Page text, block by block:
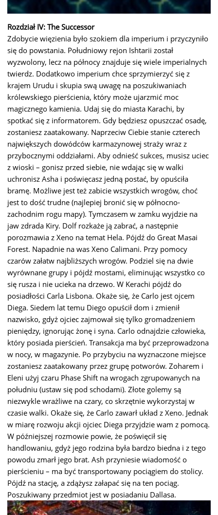
Rozdział IV: The Successor
Zdobycie więzienia było szokiem dla imperium i przyczyniło
się do powstania. Południowy rejon Ishtarii został
wyzwolony, lecz na północy znajduje się wiele imperialnych
twierdz. Dodatkowo imperium chce sprzymierzyć się z
krajem Urudu i skupia swą uwagę na poszukiwaniach
królewskiego pierścienia, który może ujarzmić moc
magicznego kamienia. Udaj się do miasta Karachi, by
spotkać się z informatorem. Gdy będziesz opuszczać osadę,
zostaniesz zaatakowany. Naprzeciw Ciebie stanie czterech
największych dowódców karmazynowej straży wraz z
przybocznymi oddziałami. Aby odnieść sukces, musisz uciec
z wioski – gonisz przed siebie, nie wdając się w walki
uchronisz Asha i poświęcasz jedną postać, by opuściła
bramę. Możliwe jest też zabicie wszystkich wrogów, choć
jest to dość trudne (najlepiej bronić się w północno-
zachodnim rogu mapy). Tymczasem w zamku wyjdzie na
jaw zdrada Kiry. Dolf rozkaże ją zabrać, a następnie
porozmawia z Xeno na temat Hela. Pójdź do Great Masai
Forest. Napadnie na was Xeno Calimani. Przy pomocy
czarów załatw najbliższych wrogów. Podziel się na dwie
wyrównane grupy i pójdź mostami, eliminując wszystko co
się rusza i nie ucieka na drzewo. W Kerachi pójdź do
posiadłości Carla Lisbona. Okaże się, że Carlo jest ojcem
Diega. Siedem lat temu Diego opuścił dom i zmienił
nazwisko, gdyż ojciec zajmował się tylko gromadzeniem
pieniędzy, ignorując żonę i syna. Carlo odnajdzie człowieka,
który posiada pierścień. Transakcja ma być przeprowadzona
w nocy, w magazynie. Po przybyciu na wyznaczone miejsce
zostaniesz zaatakowany przez grupę potworów. Zoharem i
Eleni użyj czaru Phase Shift na wrogach zgrupowanych na
południu (ustaw się pod schodami). Złote golemy są
niezwykle wrażliwe na czary, co skrzętnie wykorzystaj w
czasie walki. Okaże się, że Carlo zawarł układ z Xeno. Jednak
w miarę rozwoju akcji ojciec Diega przyjdzie wam z pomocą.
W późniejszej rozmowie powie, że poświęcił się
handlowaniu, gdyż jego rodzina była bardzo biedna i z tego
powodu zmarł jego brat. Ash przyniesie wiadomość o
pierścieniu – ma być transportowany pociągiem do stolicy.
Pójdź na stację, a zdążysz załapać się na ten pociąg.
Poszukiwany przedmiot jest w posiadaniu Dallasa.